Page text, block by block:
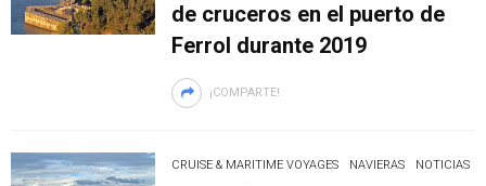
de cruceros en el puerto de
Ferrol durante 2019
¡COMPARTE!
CRUISE & MARITIME VOYAGES NAVIERAS NOTICIAS